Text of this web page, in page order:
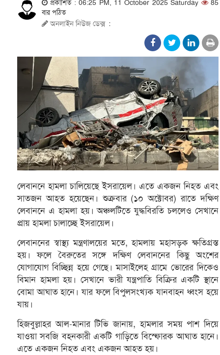
প্রকাশিত : 06:25 PM, 11 October 2025 Saturday
85
বার পঠিত
অনলাইন নিউজ ডেক্স :
লেবাননে হামলা চালিয়েছে ইসরায়েল। এতে একজন নিহত এবং
সাতজন আহত হয়েছেন। শুক্রবার (১০ অক্টোবর) রাতে দক্ষিণ
লেবাননে এ হামলা হয়। অঞ্চলটিতে যুদ্ধবিরতি চললেও সেখানে
প্রায় হামলা চালাচ্ছে ইসরায়েল।
লেবাননের স্বাস্থ্য মন্ত্রণালয়ের মতে, হামলায় মহাসড়ক ক্ষতিগ্রস্ত
হয়। ফলে বৈরুতের সঙ্গে দক্ষিণ লেবাননের কিছু অংশের
যোগাযোগ বিচ্ছিন্ন হয়ে গেছে। মাসাইলেহ গ্রামে ভোরের দিকেও
বিমান হামলা হয়। সেখানে ভারী যন্ত্রপাতি বিক্রির একটি স্থানে
বোমা আঘাত হানে। যার ফলে বিপুলসংখ্যক যানবাহন ধ্বংস হয়ে
যায়।
হিজবুল্লাহর আল-মানার টিভি জানায়, হামলার সময় পাশ দিয়ে
যাওয়া সবজি বহনকারী একটি গাড়িতে বিস্ফোরক আঘাত হানে।
এতে একজন নিহত এবং একজন আহত হয়।